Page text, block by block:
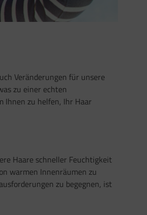
Veränderungen für unsere
zu einer echten
Ihnen zu helfen, Ihr Haar
Haare schneller Feuchtigkeit
warmen Innenräumen zu
zu begegnen, ist